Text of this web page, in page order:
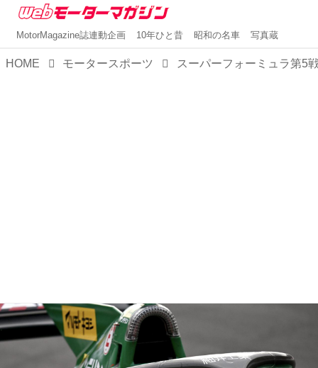
MotorMagazine誌連動企画 10年ひと昔 昭和の名車 写真蔵
HOME モータースポーツ